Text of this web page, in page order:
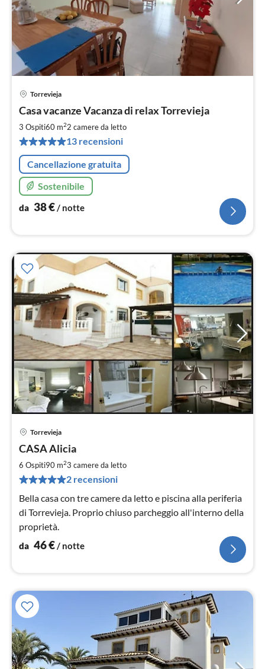
Torrevieja
Casa vacanze Vacanza di relax Torrevieja
3 Ospiti60 m22 camere da letto
13 recensioni
Cancellazione gratuita
Sostenibile
da 38€/ notte
Torrevieja
CASA Alicia
6 Ospiti90 m23 camere da letto
2 recensioni
Bella casa con tre camere da letto e piscina alla periferia
di Torrevieja. Proprio chiuso parcheggio all'interno della
proprietà.
da 46€/ notte